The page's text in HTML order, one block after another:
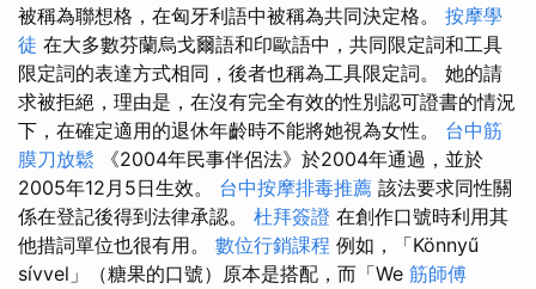
被稱為聯想格，在匈牙利語中被稱為共同決定格。 按摩學
徒 在大多數芬蘭烏戈爾語和印歐語中，共同限定詞和工具
限定詞的表達方式相同，後者也稱為工具限定詞。 她的請
求被拒絕，理由是，在沒有完全有效的性別認可證書的情況
下，在確定適用的退休年齡時不能將她視為女性。 台中筋
膜刀放鬆 《2004​​年民事伴侶法》於2004年通過，並於
2005年12月5日生效。 台中按摩排毒推薦 該法要求同性關
係在登記後得到法律承認。 杜拜簽證 在創作口號時利用其
他措詞單位也很有用。 數位行銷課程 例如，「Könnyű
sívvel」（糖果的口號）原本是搭配，而「We 筋師傅